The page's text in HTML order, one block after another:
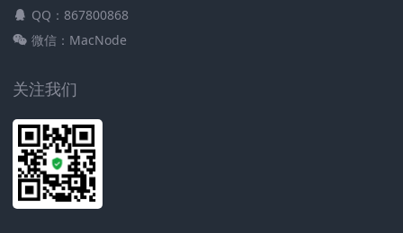
QQ：867800868
微信：MacNode
关注我们